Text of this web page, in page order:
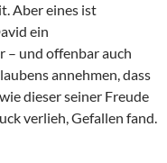
Aber eines ist
ein
– und offenbar auch
annehmen, dass
dieser seiner Freude
verlieh, Gefallen fand.